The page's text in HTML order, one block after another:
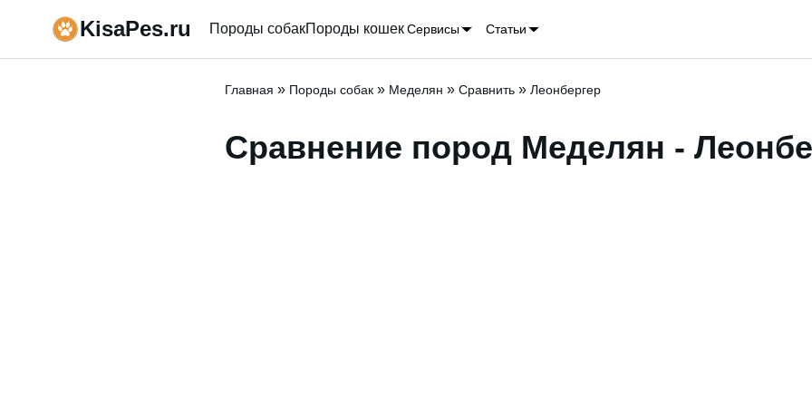
KisaPes.ru Породы собакПороды кошекСервисы Статьи
Главная » Породы собак » Меделян » Сравнить » Леонбергер
Сравнение пород Меделян -